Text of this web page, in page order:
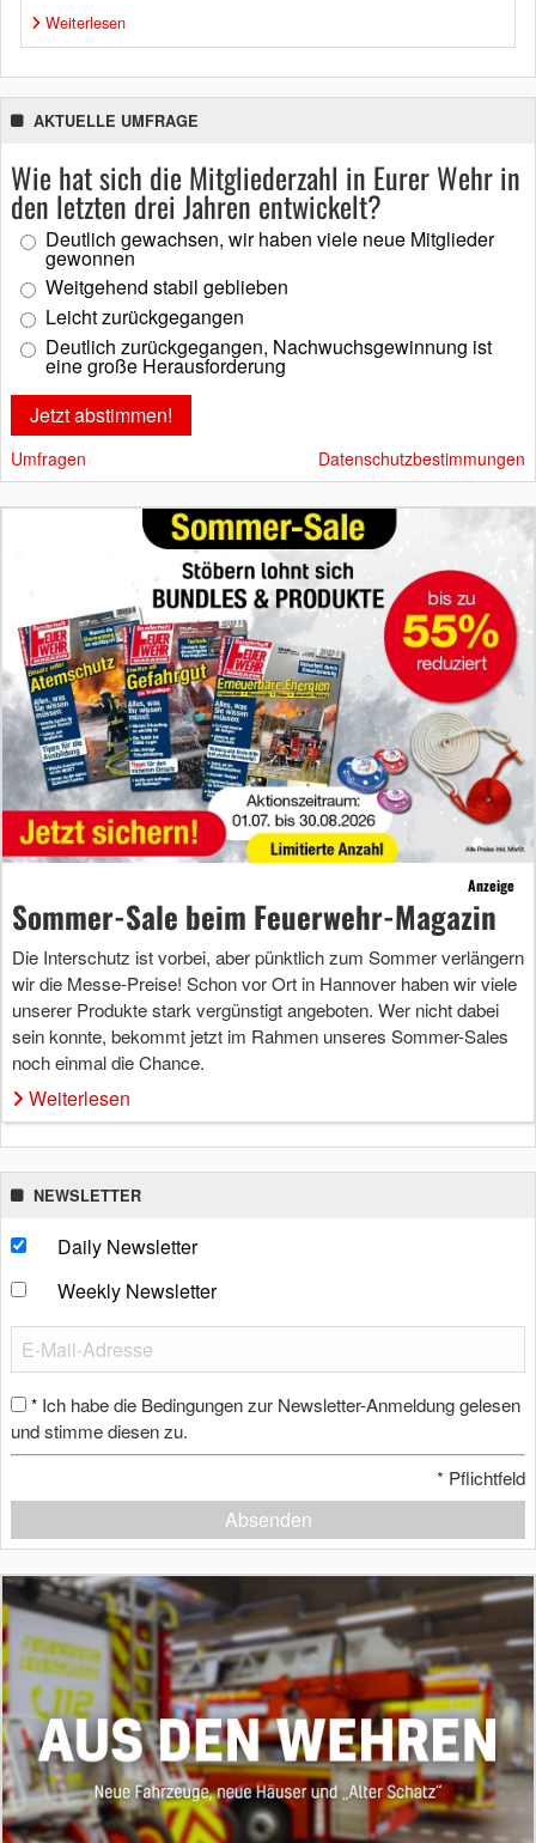
Weiterlesen
AKTUELLE UMFRAGE
Wie hat sich die Mitgliederzahl in Eurer Wehr in
den letzten drei Jahren entwickelt?
Deutlich gewachsen, wir haben viele neue Mitglieder
gewonnen
Weitgehend stabil geblieben
Leicht zurückgegangen
Deutlich zurückgegangen, Nachwuchsgewinnung ist
eine große Herausforderung
Umfragen Datenschutzbestimmungen
Anzeige
Sommer-Sale beim Feuerwehr-Magazin
Die Interschutz ist vorbei, aber pünktlich zum Sommer verlängern
wir die Messe-Preise! Schon vor Ort in Hannover haben wir viele
unserer Produkte stark vergünstigt angeboten. Wer nicht dabei
sein konnte, bekommt jetzt im Rahmen unseres Sommer-Sales
noch einmal die Chance.
Weiterlesen
NEWSLETTER
Daily Newsletter
Weekly Newsletter
* Ich habe die Bedingungen zur Newsletter-Anmeldung gelesen
und stimme diesen zu.
* Pflichtfeld
Absenden